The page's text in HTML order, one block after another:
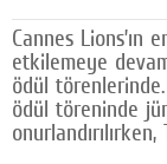
Yazarlar
Künye
SOSYAL MEDYA
Cannes Lions’ın
etkilemeye
ödül
ödül töreninde